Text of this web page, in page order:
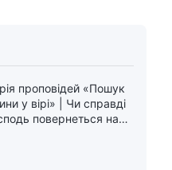
| Я знайшла
проповідей «Пошук
у вірі» | Чи справді
повернеться на